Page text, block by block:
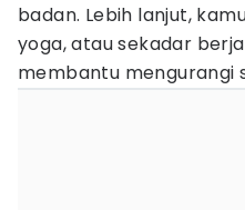
badan. Lebih lanjut,
yoga, atau sekadar
membantu mengurangi